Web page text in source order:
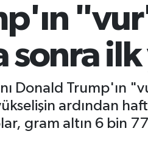
sonra
Donald Trump'ın
ardından
gram altın 6 bin
Haritası
ve Fikstür